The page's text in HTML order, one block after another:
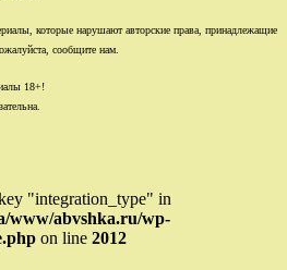
которые нарушают авторские права, принадлежащие
сообщите нам.
18+!
"integration_type" in
www/abvshka.ru/wp-
on line 2012